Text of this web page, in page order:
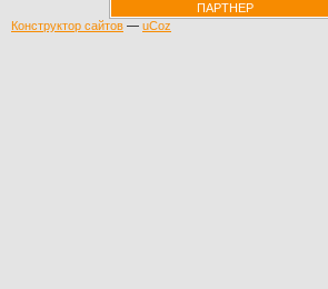
ПАРТНЕР
Конструктор сайтов — uCoz